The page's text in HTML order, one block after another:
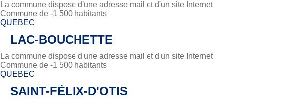
La commune dispose d'une adresse mail et d'un site Internet
Commune de -1 500 habitants
QUEBEC
LAC-BOUCHETTE
La commune dispose d'une adresse mail et d'un site Internet
Commune de -1 500 habitants
QUEBEC
SAINT-FÉLIX-D'OTIS